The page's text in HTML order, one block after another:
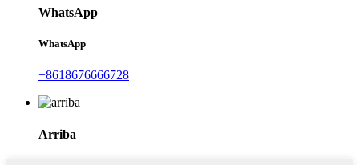
WhatsApp
WhatsApp
+8618676666728
Arriba